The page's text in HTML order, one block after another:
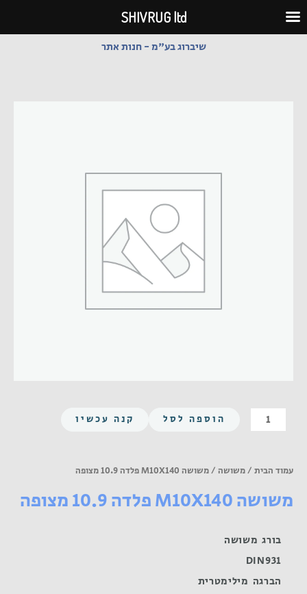
לתוכן
שיברוג בע"מ - חנות אתר
כמות
של
M10X140
10.9
הוספה לסל קנה עכשיו
עמוד הבית /משושה / משושה M10X140 פלדה 10.9 מצופה
משושה M10X140 פלדה 10.9 מצופה
בורג משושה
DIN931
הברגה מילימטרית
SHIVRUG ltd